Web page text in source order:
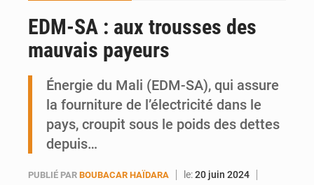
AfroBasket U18 : Le Mali défend sa double couronne à Abidjan
EDM-SA : aux trousses des
mauvais payeurs
Énergie du Mali (EDM-SA), qui assure
la fourniture de l’électricité dans le
pays, croupit sous le poids des dettes
depuis…
PUBLIÉ PAR BOUBACAR HAÏDARA le:20 juin 2024